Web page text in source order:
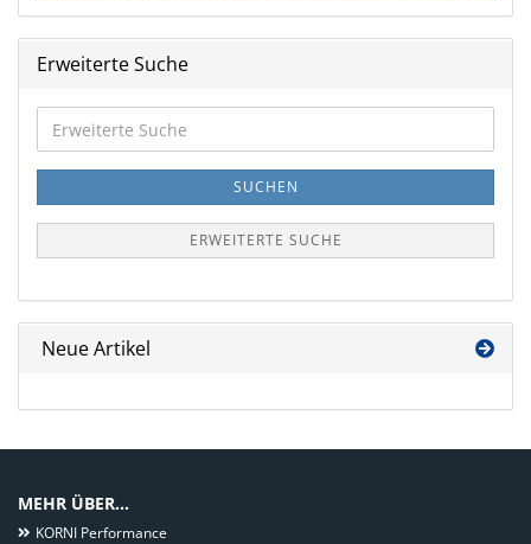
Erweiterte Suche
Suche
SUCHEN
ERWEITERTE SUCHE
Neue Artikel
MEHR ÜBER...
KORNI Performance